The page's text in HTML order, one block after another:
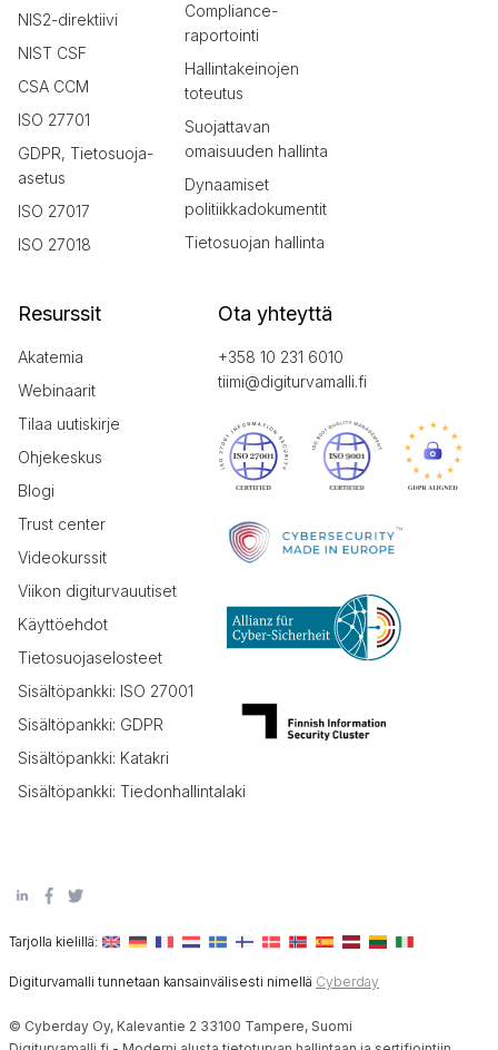
NIS2-direktiivi
NIST CSF
CSA CCM
ISO 27701
GDPR, Tietosuoja-
asetus
ISO 27017
ISO 27018
Compliance-
raportointi
Hallintakeinojen
toteutus
Suojattavan
omaisuuden hallinta
Dynaamiset
politiikkadokumentit
Tietosuojan hallinta
Resurssit
Akatemia
Webinaarit
Tilaa uutiskirje
Ohjekeskus
Blogi
Trust center
Videokurssit
Viikon digiturvauutiset
Käyttöehdot
Tietosuojaselosteet
Sisältöpankki: ISO 27001
Sisältöpankki: GDPR
Sisältöpankki: Katakri
Sisältöpankki: Tiedonhallintalaki
Ota yhteyttä
+358 10 231 6010
tiimi@digiturvamalli.fi
Tarjolla kielillä:
Digiturvamalli tunnetaan kansainvälisesti nimellä Cyberday
© Cyberday Oy, Kalevantie 2 33100 Tampere, Suomi